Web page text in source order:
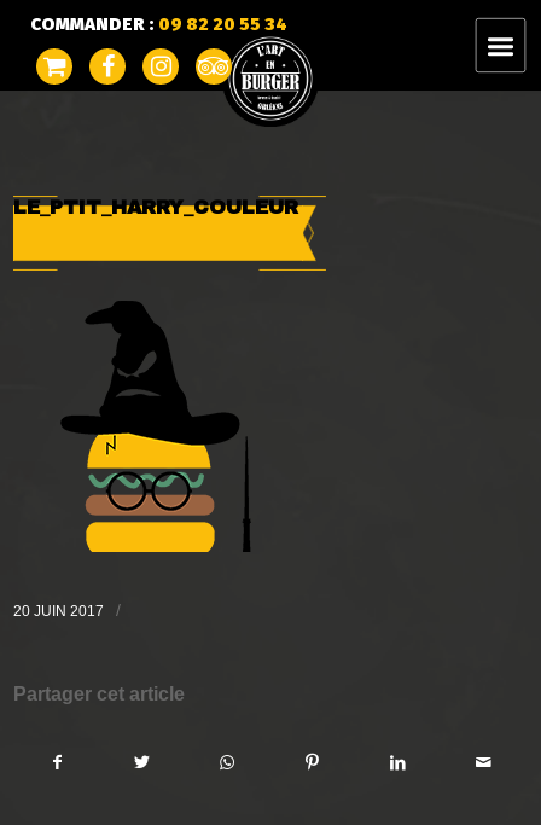
COMMANDER : 09 82 20 55 34
LE_PTIT_HARRY_COULEUR
20 JUIN 2017 /
Partager cet article